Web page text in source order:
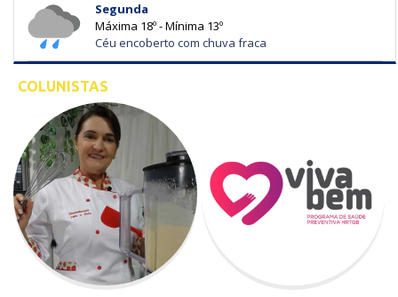
Segunda
Máxima 18º - Mínima 13º
Céu encoberto com chuva fraca
COLUNISTAS